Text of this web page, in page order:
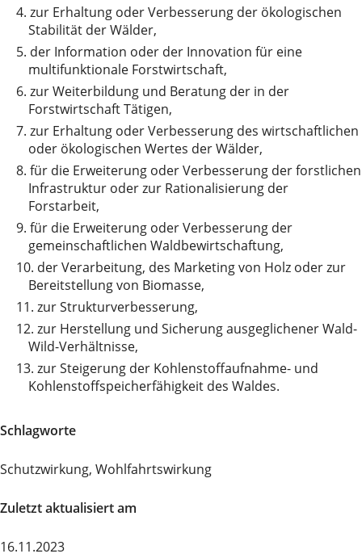
4. zur Erhaltung oder Verbesserung der ökologischen
Stabilität der Wälder,
5. der Information oder der Innovation für eine
multifunktionale Forstwirtschaft,
6. zur Weiterbildung und Beratung der in der
Forstwirtschaft Tätigen,
7. zur Erhaltung oder Verbesserung des wirtschaftlichen
oder ökologischen Wertes der Wälder,
8. für die Erweiterung oder Verbesserung der forstlichen
Infrastruktur oder zur Rationalisierung der
Forstarbeit,
9. für die Erweiterung oder Verbesserung der
gemeinschaftlichen Waldbewirtschaftung,
10. der Verarbeitung, des Marketing von Holz oder zur
Bereitstellung von Biomasse,
11. zur Strukturverbesserung,
12. zur Herstellung und Sicherung ausgeglichener Wald-
Wild-Verhältnisse,
13. zur Steigerung der Kohlenstoffaufnahme- und
Kohlenstoffspeicherfähigkeit des Waldes.
Schlagworte
Schutzwirkung, Wohlfahrtswirkung
Zuletzt aktualisiert am
16.11.2023